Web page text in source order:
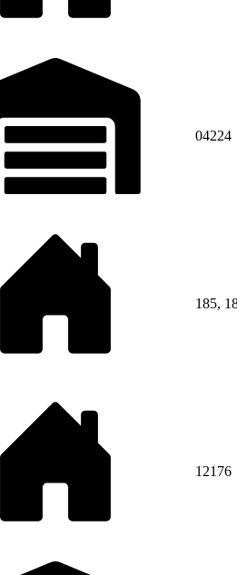
04224
185,
12176